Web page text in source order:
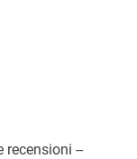
recensioni --